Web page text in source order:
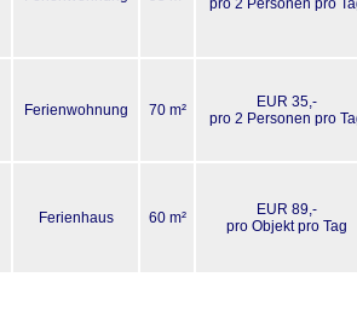
pro 2 Personen pro
Ferienwohnung 70 m²
EUR 35,-
pro 2 Personen pro
Ferienhaus 60 m²
EUR 89,-
pro Objekt pro Tag